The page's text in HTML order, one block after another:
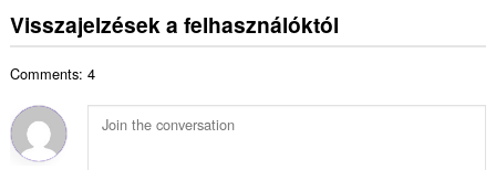
z
á
:
l
é
z
r
t
e
l
z
é
r
Visszajelzések a felhasználóktól
Comments: 4